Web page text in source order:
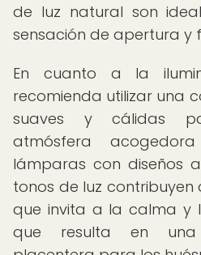
de luz natural son
sensación de apertura y
En cuanto a la
recomienda utilizar una
suaves y cálidas
atmósfera
lámparas con diseños
tonos de luz
que invita a la calma y
que resulta en una